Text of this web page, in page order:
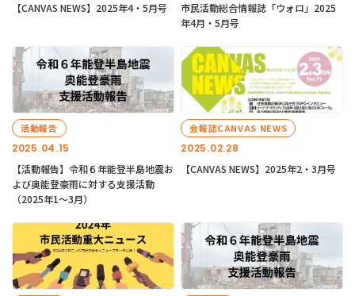
【CANVAS NEWS】2025年4・5月号
市民活動総合情報誌「ウォロ」2025
年4月・5月号
2025.04.15
活動報告
【活動報告】令和６年能登半島地震お
よび奥能登豪雨に対する支援活動
（2025年1〜3月）
2025.02.28
会報誌CANVAS NEWS
【CANVAS NEWS】2025年2・3月号